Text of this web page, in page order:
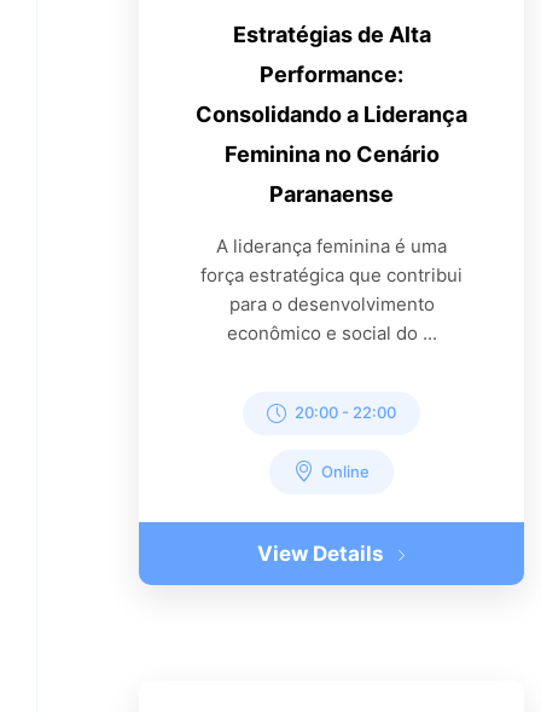
Estratégias de Alta
Performance:
Consolidando a Liderança
Feminina no Cenário
Paranaense
A liderança feminina é uma
força estratégica que contribui
para o desenvolvimento
econômico e social do ...
20:00 - 22:00
Online
View Details